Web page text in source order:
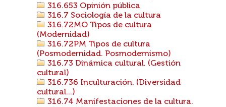
316.653 Opinión pública
316.7 Sociología de la cultura
316.72MO Tipos de cultura
(Modernidad)
316.72PM Tipos de cultura
(Posmodernidad. Posmodernismo)
316.73 Dinámica cultural. (Gestión
cultural)
316.736 Inculturación. (Diversidad
cultural...)
316.74 Manifestaciones de la cultura.